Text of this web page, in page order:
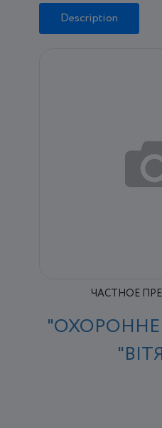
Description
ЧАСТНОЕ